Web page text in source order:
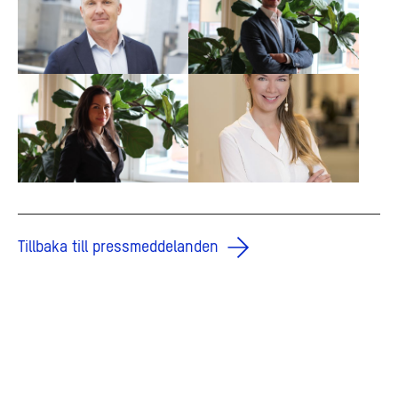
Tillbaka till pressmeddelanden